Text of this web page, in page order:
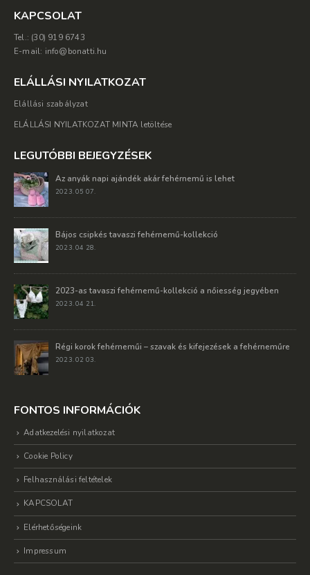
KAPCSOLAT
Tel.: (30) 919 6743
E-mail: info@bonatti.hu
ELÁLLÁSI NYILATKOZAT
Elállási szabályzat
ELÁLLÁSI NYILATKOZAT MINTA letöltése
LEGUTÓBBI BEJEGYZÉSEK
Az anyák napi ajándék akár fehérnemű is lehet
2023. 05 07.
Bájos csipkés tavaszi fehérnemű-kollekció
2023. 04 28.
2023-as tavaszi fehérnemű-kollekció a nőiesség jegyében
2023. 04 21.
Régi korok fehérneműi – szavak és kifejezések a fehérneműre
2023. 02 03.
FONTOS INFORMÁCIÓK
Adatkezelési nyilatkozat
Cookie Policy
Felhasználási feltételek
KAPCSOLAT
Elérhetőségeink
Impressum